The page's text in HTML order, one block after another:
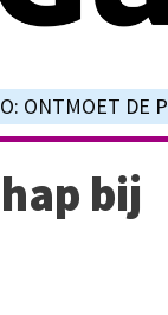
ONTMOET DE
bij